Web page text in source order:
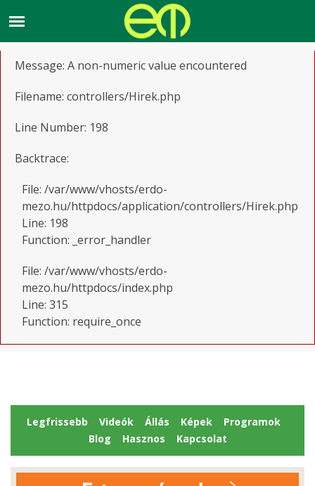
A PHP Error was encountered
Message: A non-numeric value encountered
Filename: controllers/Hirek.php
Line Number: 198
Backtrace:
File: /var/www/vhosts/erdo-
mezo.hu/httpdocs/application/controllers/Hirek.php
Line: 198
Function: _error_handler
File: /var/www/vhosts/erdo-
mezo.hu/httpdocs/index.php
Line: 315
Function: require_once
Legfrissebb Videók Állás Képek
Programok
Blog
Hasznos Kapcsolat